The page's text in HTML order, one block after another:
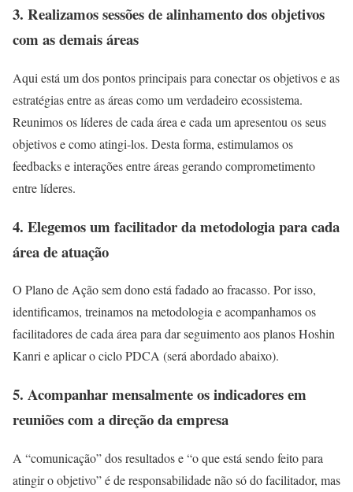
3. Realizamos sessões de alinhamento dos objetivos
com as demais áreas
Aqui está um dos pontos principais para conectar os objetivos e as
estratégias entre as áreas como um verdadeiro ecossistema.
Reunimos os líderes de cada área e cada um apresentou os seus
objetivos e como atingi-los. Desta forma, estimulamos os
feedbacks e interações entre áreas gerando comprometimento
entre líderes.
4. Elegemos um facilitador da metodologia para cada
área de atuação
O Plano de Ação sem dono está fadado ao fracasso. Por isso,
identificamos, treinamos na metodologia e acompanhamos os
facilitadores de cada área para dar seguimento aos planos Hoshin
Kanri e aplicar o ciclo PDCA (será abordado abaixo).
5. Acompanhar mensalmente os indicadores em
reuniões com a direção da empresa
A “comunicação” dos resultados e “o que está sendo feito para
atingir o objetivo” é de responsabilidade não só do facilitador, mas